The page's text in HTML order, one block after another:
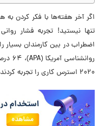
اگر آخر هفته‌ها با فکر کردن
تنها نیستید! تجربه فشار
اضطراب در بین کارمندان
2020 استرس کاری را تجربه کردند.